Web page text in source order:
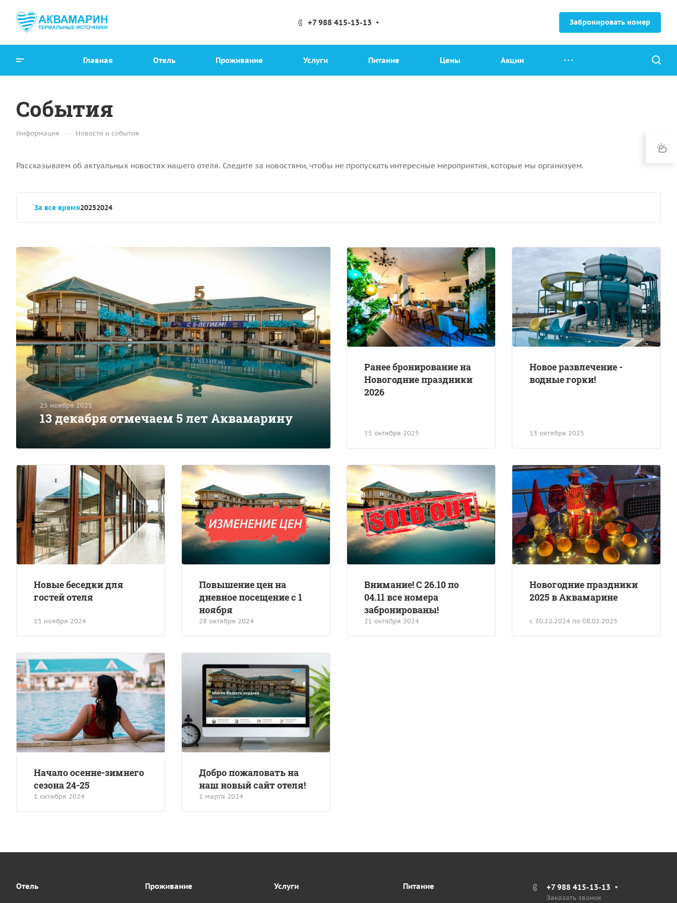
+7 988 415-13-13 Забронировать номер
Главная Отель Проживание Услуги Питание Цены Акции
События
Информация — Новости и события
Рассказываем об актуальных новостях нашего отеля. Следите за новостями, чтобы не пропускать интересные мероприятия, которые мы организуем.
За все время20252024
13 декабря отмечаем 5 лет Аквамарину
25 ноября 2025
Ранее бронирование на
Новогодние праздники
2026
15 октября 2025
Новое развлечение -
водные горки!
13 октября 2025
Новые беседки для
гостей отеля
15 ноября 2024
Повышение цен на
дневное посещение с 1
ноября
28 октября 2024
Внимание! С 26.10 по
04.11 все номера
забронированы!
21 октября 2024
Новогодние праздники
2025 в Аквамарине
с 30.12.2024 по 08.01.2025
Начало осенне-зимнего
сезона 24-25
1 октября 2024
Добро пожаловать на
наш новый сайт отеля!
1 марта 2024
Отель Проживание Услуги Питание +7 988 415-13-13
Заказать звонок